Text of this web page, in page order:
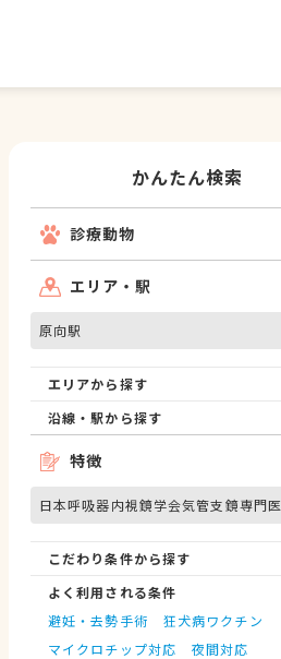
かんたん検索
診療動物
エリア・駅
原向駅
エリアから探す
沿線・駅から探す
特徴
日本呼吸器内視鏡学会気管支鏡専門医
こだわり条件から探す
よく利用される条件
避妊・去勢手術
狂犬病ワクチン
マイクロチップ対応
夜間対応